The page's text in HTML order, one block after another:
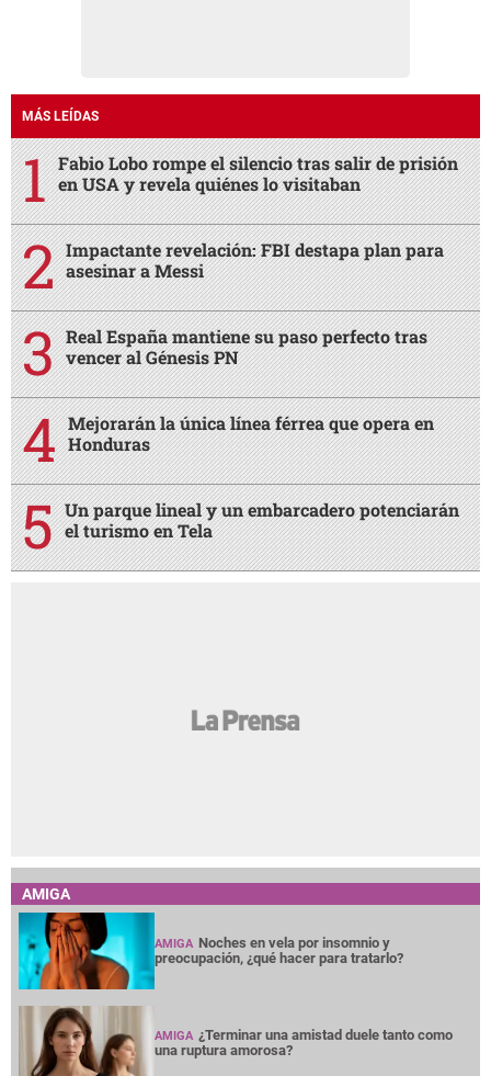
MÁS LEÍDAS
Fabio Lobo rompe el silencio tras salir de prisión
en USA y revela quiénes lo visitaban
Impactante revelación: FBI destapa plan para
asesinar a Messi
Real España mantiene su paso perfecto tras
vencer al Génesis PN
Mejorarán la única línea férrea que opera en
Honduras
Un parque lineal y un embarcadero potenciarán
el turismo en Tela
AMIGA
AMIGA Noches en vela por insomnio y
preocupación, ¿qué hacer para tratarlo?
AMIGA ¿Terminar una amistad duele tanto como
una ruptura amorosa?